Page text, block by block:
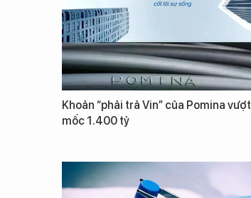
Khoản “phải trả Vin” của Pomina vượt
mốc 1.400 tỷ